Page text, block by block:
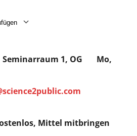
Seminarraum 1, OG Mo,
Mittel mitbringen